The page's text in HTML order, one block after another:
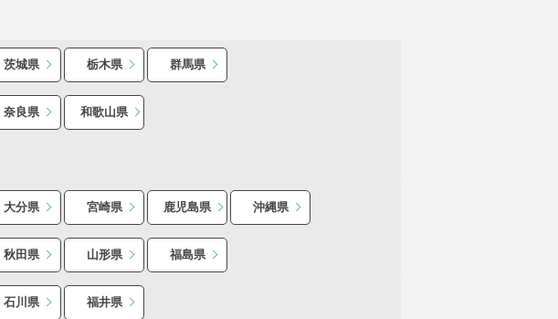
茨城県 栃木県 群馬県
奈良県 和歌山県
大分県 宮崎県 鹿児島県 沖縄県
秋田県 山形県 福島県
石川県 福井県